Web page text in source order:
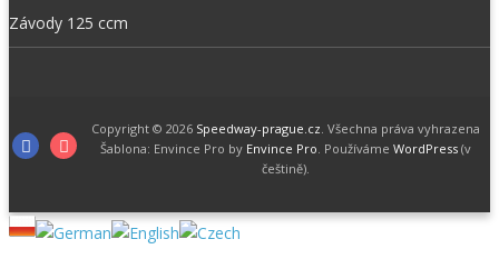
Závody 125 ccm
FacebookInstagram
Copyright © 2026 Speedway-prague.cz . Všechna práva vyhrazena
Šablona: Envince Pro by Envince Pro . Používáme WordPress(v
češtině).